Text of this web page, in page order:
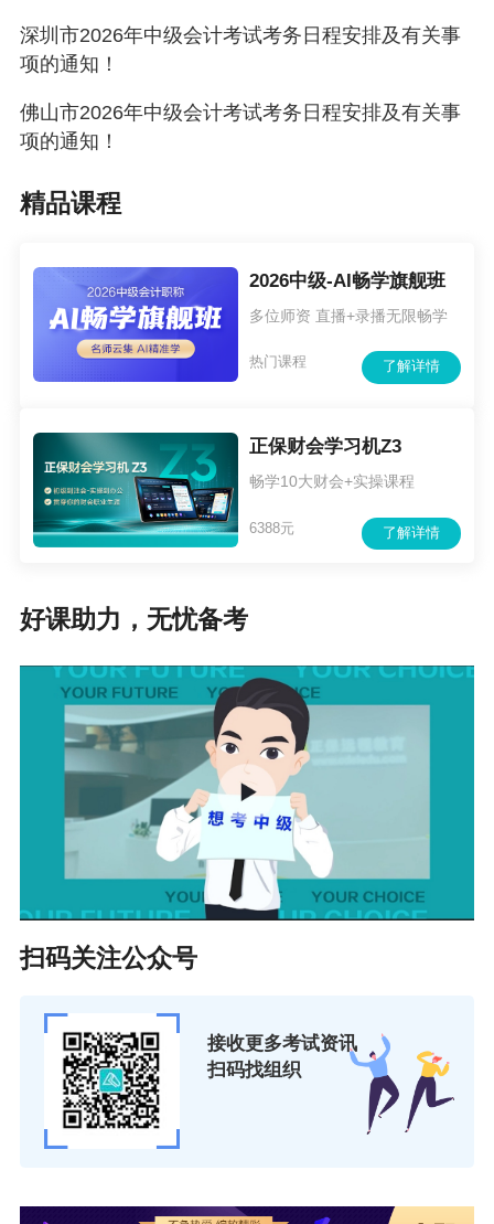
中级会计资格考试可免试《财务管理》科目。申
国会计人员统一服务管理平台（以下简称全国统
请。经审核确认后，可以免试。以往年度已提交
台“会计专业技术资格考试”模块查询，无需再次申
请。
（七）本通知所述有关会计工作年限，截止日期
学不视为正式从事会计工作，相应时间不计入会
计工作年限；参加中级会计资格考试工作年限为
取得规定学历前后从事会计工作时间的总和。外
籍人员在境外的会计从业经历，可计入从事会计
二、考试科目
（一）初级会计资格考试科目包括《初级会计实
务》《经济法基础》。参加初级会计资格考试的
人员，应在1个考试年度内通过全部科目的考试，
方可取得初级会计资格证书。
（二）中级会计资格考试科目包括《中级会计实
务》《经济法》《财务管理》。参加中级会计资
格考试的人员，应在连续2个考试年度内通过全部
科目的考试，方可取得
务》。参加高级会计资格考试并达到国家合格标
准的人员，在全国统一平台自行下载打印考试成
绩合格单，3年内参加高级会计师资格评审有效。
会计资格考试使用全国会计专业技术资格考
深圳市2026年中级会计考试考务日程安排及有关事
项的通知！
佛山市2026年中级会计考试考务日程安排及有关事
项的通知！
精品课程
2026中级-AI畅学旗舰班
多位师资 直播+录播无限畅学
了解详情
热门课程
正保财会学习机Z3
畅学10大财会+实操课程
了解详情
6388元
好课助力，无忧备考
扫码关注公众号
接收更多考试资讯
扫码找组织